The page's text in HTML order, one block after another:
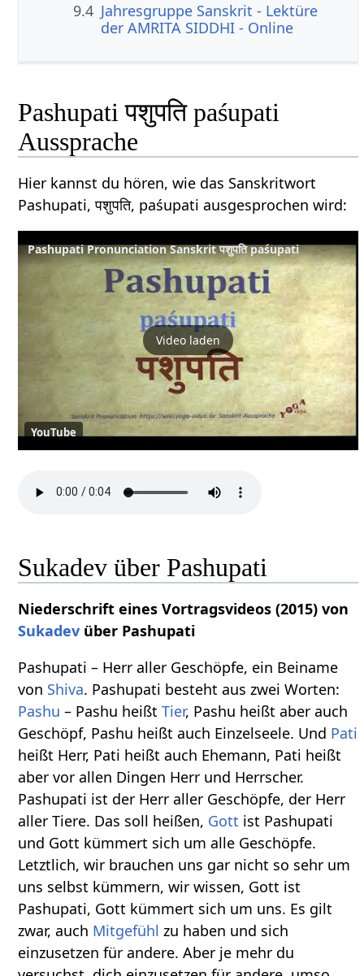
9.4 Jahresgruppe Sanskrit - Lektüre
der AMRITA SIDDHI - Online
Pashupati पशुपति paśupati
Aussprache
Hier kannst du hören, wie das Sanskritwort
Pashupati, पशुपति, paśupati ausgesprochen wird:
Pashupati Pronunciation Sanskrit पशुपति paśupati
Video laden
YouTube
Sukadev über Pashupati
Niederschrift eines Vortragsvideos (2015) von
Sukadev über Pashupati
Pashupati – Herr aller Geschöpfe, ein Beiname
von Shiva. Pashupati besteht aus zwei Worten:
Pashu – Pashu heißtTier, Pashu heißt aber auch
Geschöpf, Pashu heißt auch Einzelseele. Und Pati
heißt Herr, Pati heißt auch Ehemann, Pati heißt
aber vor allen Dingen Herr und Herrscher.
Pashupati ist der Herr aller Geschöpfe, der Herr
aller Tiere. Das soll heißen, Gott ist Pashupati
und Gott kümmert sich um alle Geschöpfe.
Letztlich, wir brauchen uns gar nicht so sehr um
uns selbst kümmern, wir wissen, Gott ist
Pashupati, Gott kümmert sich um uns. Es gilt
zwar, auch Mitgefühl zu haben und sich
einzusetzen für andere. Aber je mehr du